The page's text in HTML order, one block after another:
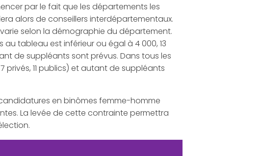
par le fait que les départements les
alors de conseillers interdépartementaux.
selon la démographie du département.
tableau est inférieur ou égal à 4 000, 13
de suppléants sont prévus. Dans tous les
11 publics) et autant de suppléants
en binômes femme-homme
La levée de cette contrainte permettra